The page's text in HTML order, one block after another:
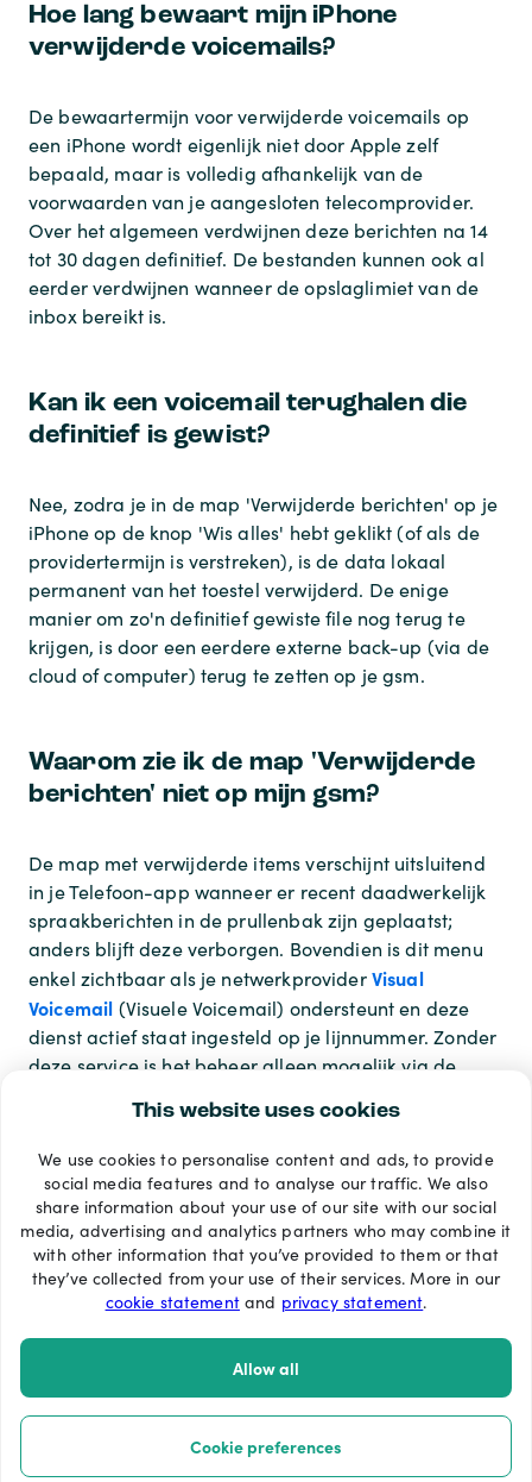
This website uses cookies
We use cookies to personalise content and ads, to provide
social media features and to analyse our traffic. We also
share information about your use of our site with our social
media, advertising and analytics partners who may combine it
with other information that you’ve provided to them or that
they’ve collected from your use of their services. More in our
cookie statementand privacy statement.
Allow all
Cookie preferences
Hoe lang bewaart mijn iPhone
verwijderde voicemails?
De bewaartermijn voor verwijderde voicemails op
een iPhone wordt eigenlijk niet door Apple zelf
bepaald, maar is volledig afhankelijk van de
voorwaarden van je aangesloten telecomprovider.
Over het algemeen verdwijnen deze berichten na 14
tot 30 dagen definitief. De bestanden kunnen ook al
eerder verdwijnen wanneer de opslaglimiet van de
inbox bereikt is.
Kan ik een voicemail terughalen die
definitief is gewist?
Nee, zodra je in de map 'Verwijderde berichten' op je
iPhone op de knop 'Wis alles' hebt geklikt (of als de
providertermijn is verstreken), is de data lokaal
permanent van het toestel verwijderd. De enige
manier om zo'n definitief gewiste file nog terug te
krijgen, is door een eerdere externe back-up (via de
cloud of computer) terug te zetten op je gsm.
Waarom zie ik de map 'Verwijderde
berichten' niet op mijn gsm?
De map met verwijderde items verschijnt uitsluitend
in je Telefoon-app wanneer er recent daadwerkelijk
spraakberichten in de prullenbak zijn geplaatst;
anders blijft deze verborgen. Bovendien is dit menu
enkel zichtbaar als je netwerkproviderVisual
Voicemail (Visuele Voicemail) ondersteunt en deze
dienst actief staat ingesteld op je lijnnummer. Zonder
deze service is het beheer alleen mogelijk via de
Betaalmethoden